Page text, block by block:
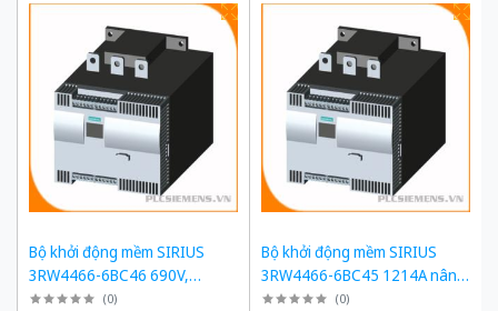
Bộ khởi động mềm SIRIUS
3RW4466-6BC46 690V,
1214A, 1200kW
(0)
Bộ khởi động mềm SIRIUS
3RW4466-6BC45 1214A nâng
cấp 3RW5558-6HA16
(0)